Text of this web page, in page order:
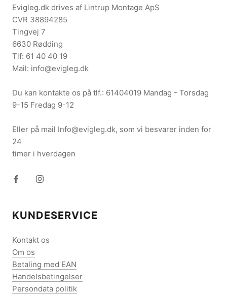
Evigleg.dk drives af Lintrup Montage ApS
CVR 38894285
Tingvej 7
6630 Rødding
Tlf: 61 40 40 19
Mail: info@evigleg.dk
Du kan kontakte os på tlf.: 61404019 Mandag - Torsdag
9-15 Fredag 9-12
Eller på mail Info@evigleg.dk, som vi besvarer inden for
24
timer i hverdagen
KUNDESERVICE
Kontakt os
Om os
Betaling med EAN
Handelsbetingelser
Persondata politik